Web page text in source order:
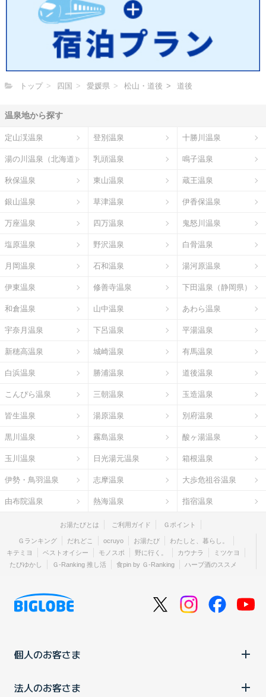
トップ 四国 愛媛県 松山・道後 道後
温泉地から探す
定山渓温泉 登別温泉 十勝川温泉
湯の川温泉（北海道） 乳頭温泉 鳴子温泉
秋保温泉 東山温泉 蔵王温泉
銀山温泉 草津温泉 伊香保温泉
万座温泉 四万温泉 鬼怒川温泉
塩原温泉 野沢温泉 白骨温泉
月岡温泉 石和温泉 湯河原温泉
伊東温泉 修善寺温泉 下田温泉（静岡県）
和倉温泉 山中温泉 あわら温泉
宇奈月温泉 下呂温泉 平湯温泉
新穂高温泉 城崎温泉 有馬温泉
白浜温泉 勝浦温泉 道後温泉
こんぴら温泉 三朝温泉 玉造温泉
皆生温泉 湯原温泉 別府温泉
黒川温泉 霧島温泉 酸ヶ湯温泉
玉川温泉 日光湯元温泉 箱根温泉
伊勢・鳥羽温泉 志摩温泉 大歩危祖谷温泉
由布院温泉 熱海温泉 指宿温泉
お湯たびとは ご利用ガイド Ｇポイント
Ｇランキング だれどこ ocruyo お湯たび
わたしと、暮らし。
キテミヨ
ベストオイシー モノスポ 野に行く。 カウナラ
ミツケヨ
たびゆかし
Ｇ-Ranking 推し活 食pin by Ｇ-Ranking ハーブ酒のススメ
個人のお客さま
法人のお客さま